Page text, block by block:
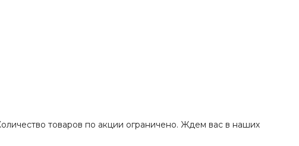
товаров по акции ограничено. Ждем вас в наших